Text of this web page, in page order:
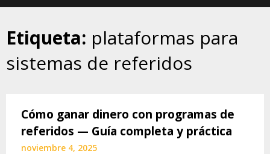
Etiqueta: plataformas para
sistemas de referidos
Cómo ganar dinero con programas de
referidos — Guía completa y práctica
noviembre 4, 2025